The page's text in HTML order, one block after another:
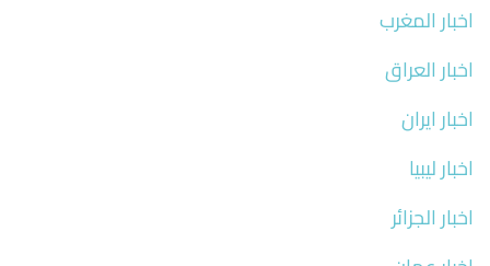
اخبار المغرب
اخبار العراق
اخبار ايران
اخبار ليبيا
اخبار الجزائر